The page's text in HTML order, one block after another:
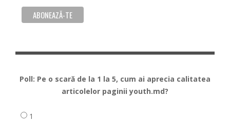
Poll: Pe o scară de la 1 la 5, cum ai aprecia calitatea
articolelor paginii youth.md?
1